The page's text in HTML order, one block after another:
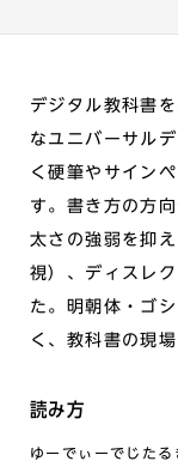
デジタル教科書
なユニバーサル
く硬筆やサイン
す。書き方の方
太さの強弱を抑
視）、ディスレ
た。明朝体・ゴ
く、教科書の現
読み方
ゆーでぃーでじたる